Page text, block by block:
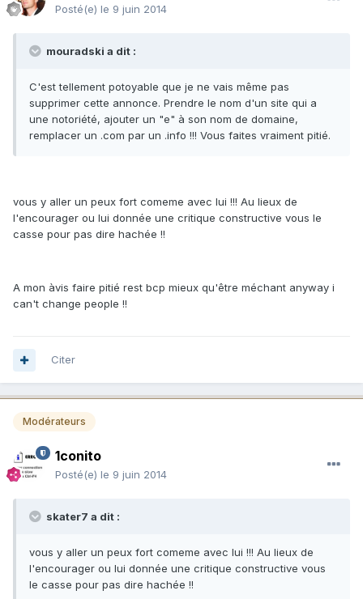
Posté(e) le 9 juin 2014
mouradski a dit :
C'est tellement potoyable que je ne vais même pas
supprimer cette annonce. Prendre le nom d'un site qui a
une notoriété, ajouter un "e" à son nom de domaine,
remplacer un .com par un .info !!! Vous faites vraiment pitié.
vous y aller un peux fort comeme avec lui !!! Au lieux de
l'encourager ou lui donnée une critique constructive vous le
casse pour pas dire hachée !!
A mon àvis faire pitié rest bcp mieux qu'être méchant anyway i
can't change people !!
Citer
Modérateurs
1conito
Posté(e) le 9 juin 2014
skater7 a dit :
vous y aller un peux fort comeme avec lui !!! Au lieux de
l'encourager ou lui donnée une critique constructive vous
le casse pour pas dire hachée !!